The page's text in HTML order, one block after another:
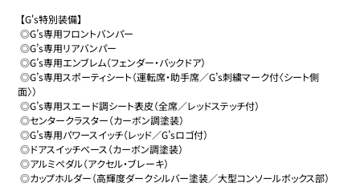
◎G’s専用フロントバンパー
◎G’s専用リアバンパー
◎G’s専用エンブレム（フェンダー・バックドア）
◎G’s専用スポーティシート（運転席・助手席／G’s刺繍マーク付〈シート側
面〉）
◎G’s専用スエード調シート表皮（全席／レッドステッチ付）
◎センタークラスター（カーボン調塗装）
◎G’s専用パワースイッチ（レッド／G’sロゴ付）
◎ドアスイッチベース（カーボン調塗装）
◎アルミペダル（アクセル・ブレーキ）
◎カップホルダー（高輝度ダークシルバー塗装／大型コンソールボックス部）